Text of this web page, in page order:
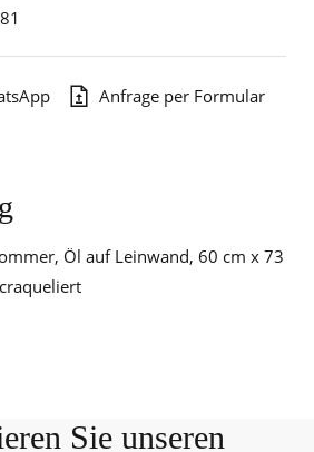
Anfrage per Formular
Öl auf Leinwand, 60 cm x 73
Sie unseren